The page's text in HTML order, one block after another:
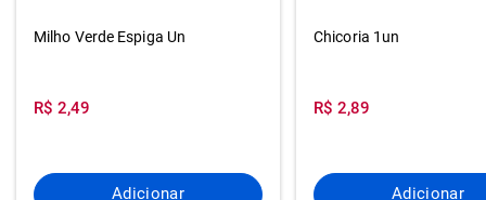
Milho Verde Espiga Un
R$ 2,49
Adicionar
Chicoria 1un
R$ 2,89
Adicionar